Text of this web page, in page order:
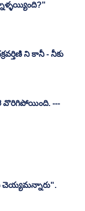
ని కానీ - నీకు
వొరిగిపోయింది. ---
చెయ్యమన్నారు".